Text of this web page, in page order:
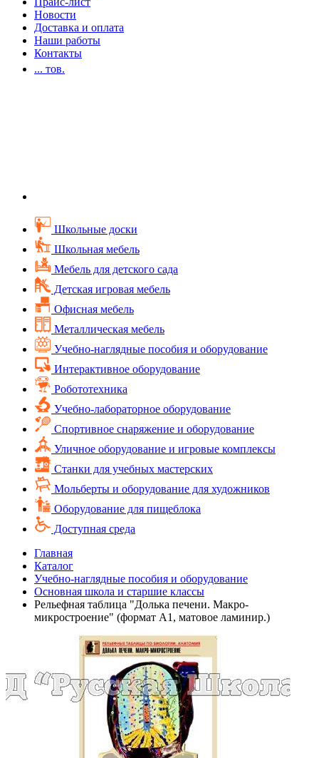
Новости
Доставка и оплата
Наши работы
Контакты
... тов.
Школьные доски
Школьная мебель
Мебель для детского сада
Детская игровая мебель
Офисная мебель
Металлическая мебель
Учебно-наглядные пособия и оборудование
Интерактивное оборудование
Робототехника
Учебно-лабораторное оборудование
Спортивное снаряжение и оборудование
Уличное оборудование и игровые комплексы
Cтанки для учебных мастерских
Мольберты и оборудование для художников
Оборудование для пищеблока
Доступная среда
Главная
Каталог
Учебно-наглядные пособия и оборудование
Основная школа и старшие классы
Рельефная таблица "Долька печени. Макро-
микростроение" (формат А1, матовое ламинир.)